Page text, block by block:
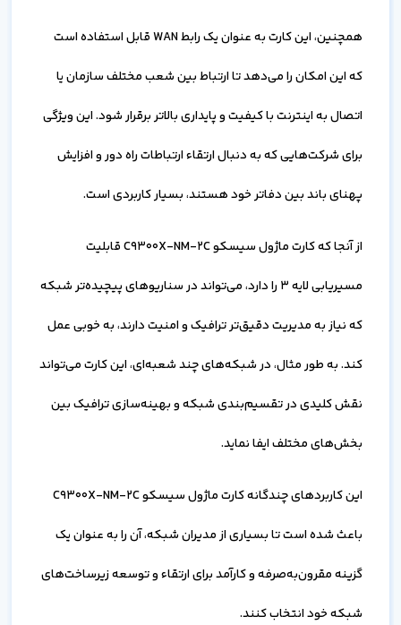
همچنین، این کارت به عنوان یک رابط WAN قابل استفاده است
که این امکان را می‌دهد تا ارتباط بین شعب مختلف سازمان یا
اتصال به اینترنت با کیفیت و پایداری بالاتر برقرار شود. این ویژگی
برای شرکت‌هایی که به دنبال ارتقاء ارتباطات راه دور و افزایش
پهنای باند بین دفاتر خود هستند، بسیار کاربردی است.
از آنجا که کارت ماژول سیسکو C9300X-NM-2C قابلیت
مسیریابی لایه 3 را دارد، می‌تواند در سناریوهای پیچیده‌تر شبکه
که نیاز به مدیریت دقیق‌تر ترافیک و امنیت دارند، به خوبی عمل
کند. به طور مثال، در شبکه‌های چند شعبه‌ای، این کارت می‌تواند
نقش کلیدی در تقسیم‌بندی شبکه و بهینه‌سازی ترافیک بین
بخش‌های مختلف ایفا نماید.
این کاربردهای چندگانه کارت ماژول سیسکو C9300X-NM-2C
باعث شده است تا بسیاری از مدیران شبکه، آن را به عنوان یک
گزینه مقرون‌به‌صرفه و کارآمد برای ارتقاء و توسعه زیرساخت‌های
شبکه خود انتخاب کنند.